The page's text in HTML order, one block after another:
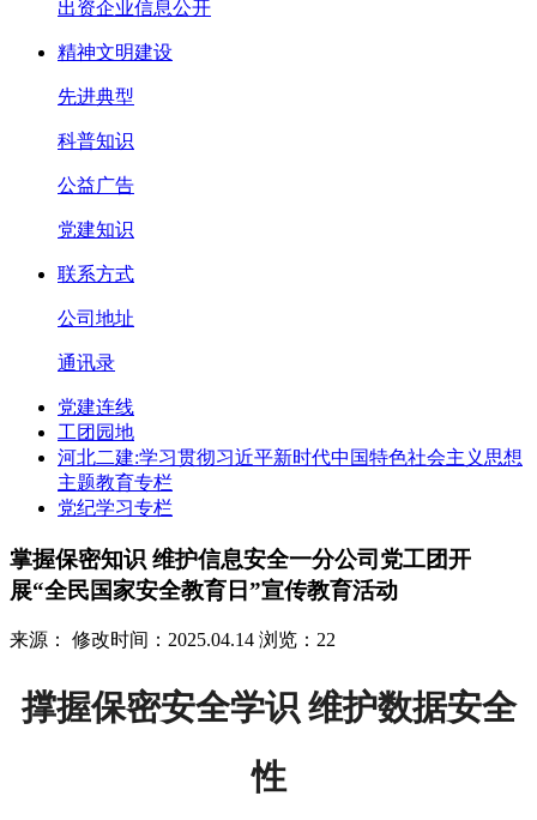
出资企业信息公开
精神文明建设
先进典型
科普知识
公益广告
党建知识
联系方式
公司地址
通讯录
党建连线
工团园地
河北二建:学习贯彻习近平新时代中国特色社会主义思想
主题教育专栏
党纪学习专栏
掌握保密知识 维护信息安全一分公司党工团开
展“全民国家安全教育日”宣传教育活动
来源： 修改时间：2025.04.14 浏览：22
撑握保密安全学识 维护数据安全
性